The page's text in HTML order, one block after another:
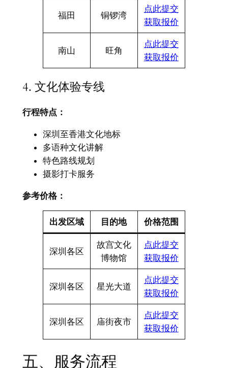
福田 铜锣湾
点此提交
获取报价
南山 旺角
点此提交
获取报价
4. 文化体验专线
行程特点：​
深圳至香港文化地标
多语种文化讲解
特色路线规划
摄影打卡服务
参考价格：​
出发区域 目的地 价格范围
深圳各区
故宫文化
博物馆
点此提交
获取报价
深圳各区 星光大道
点此提交
获取报价
深圳各区 庙街夜市
点此提交
获取报价
五、服务流程